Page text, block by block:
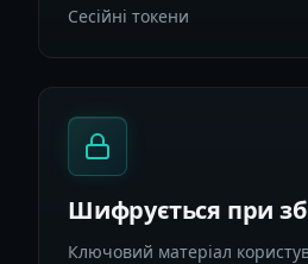
Сесійні токени
Шифрується при
Ключовий матеріал